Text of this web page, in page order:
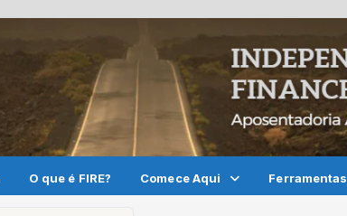
O que é FIRE? Comece Aqui Ferramentas